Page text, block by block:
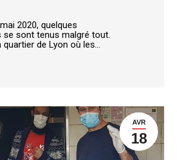
2020, quelques
se sont tenus malgré tout.
quartier de Lyon où les…
AVR
18